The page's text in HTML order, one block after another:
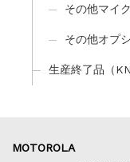
その他マイ
その他オプ
生産終了品（
MOTOROLA